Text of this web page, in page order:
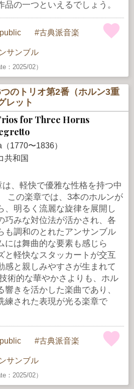
の一つといえるでしょう。
古典派音楽
サンブル
：2025/02）
のトリオ第2番（ホルン3重
レット
for Three Horns
1770〜1836）
共和国
、軽快で優雅な性格を持つ中
この楽章では、3本のホルンが
、明るく流麗な旋律を展開し
巧みな対位法が活かされ、各
も調和のとれたアンサンブル
には舞曲的な要素も感じら
と軽快なスタッカートが交互
感と親しみやすさが生まれて
術的な華やかさよりも、ホル
響きを活かした楽曲であり、
練された表現が光る楽章で
古典派音楽
サンブル
：2025/02）